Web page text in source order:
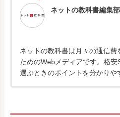
ネットの教科書編集部
ネットの教科書は月々の通信
ためのWebメディアです。格
選ぶときのポイントを分かりや